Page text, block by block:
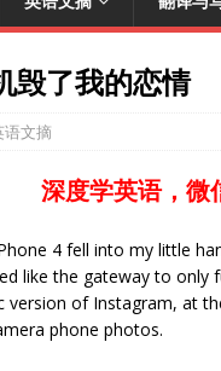
毁了我的恋情
语文摘
深度学英语，微
4 fell into my little
like the gateway to only
version of Instagram, at
phone photos.